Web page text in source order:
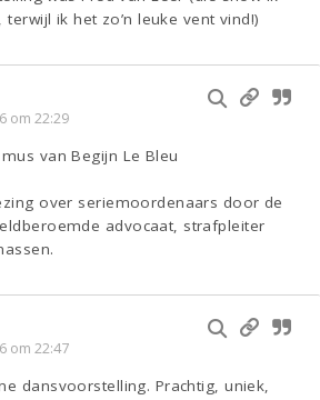
ik het zo’n leuke vent vind!)
om 22:29
van Begijn Le Bleu
over seriemoordenaars door de
advocaat, strafpleiter
om 22:47
dansvoorstelling. Prachtig, uniek,